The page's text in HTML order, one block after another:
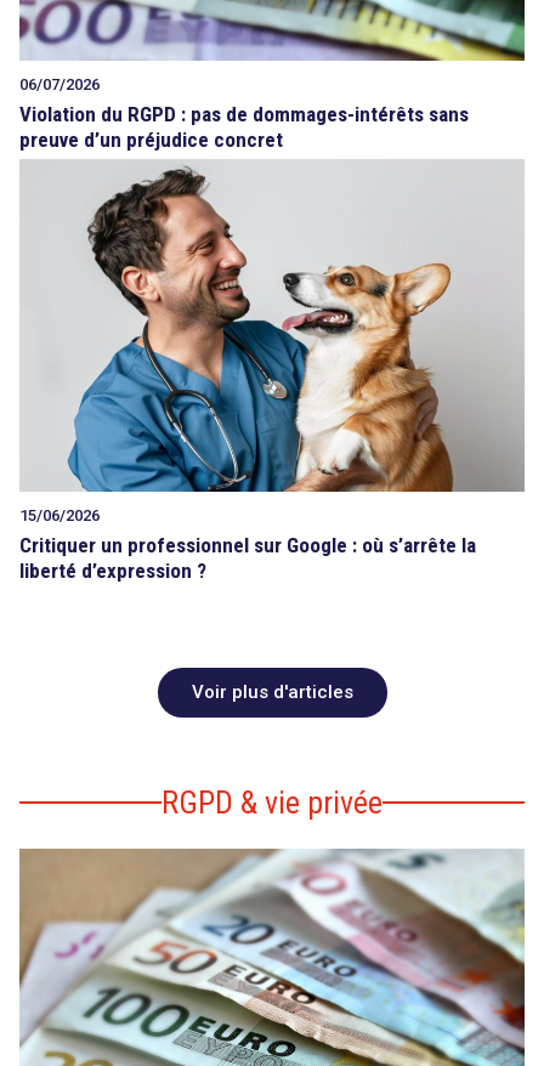
06/07/2026
Violation du RGPD : pas de dommages-intérêts sans
preuve d’un préjudice concret
15/06/2026
Critiquer un professionnel sur Google : où s’arrête la
liberté d’expression ?
Voir plus d'articles
RGPD & vie privée